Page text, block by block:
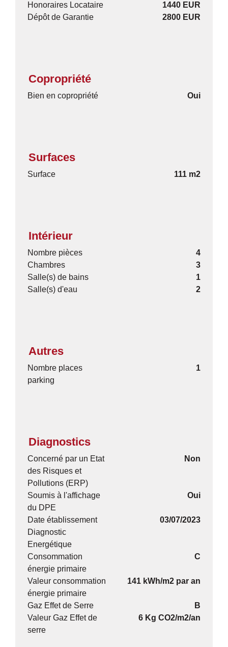
Honoraires Locataire
1440 EUR
Dépôt de Garantie
2800 EUR
Copropriété
Bien en copropriété Oui
Surfaces
Surface 111 m2
Intérieur
Nombre pièces
4
Chambres
3
Salle(s) de bains
1
Salle(s) d'eau
2
Autres
Nombre places
parking
1
Diagnostics
Concerné par un Etat
des Risques et
Pollutions (ERP)
Non
Soumis à l'affichage
du DPE
Oui
Date établissement
Diagnostic
Energétique
03/07/2023
Consommation
énergie primaire
C
Valeur consommation
énergie primaire
141 kWh/m2 par an
Gaz Effet de Serre
B
Valeur Gaz Effet de
serre
6 Kg CO2/m2/an